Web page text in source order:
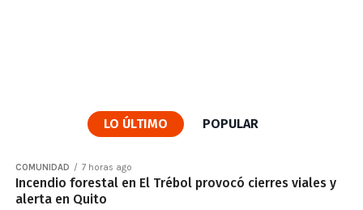
LO ÚLTIMO POPULAR
COMUNIDAD 7 horas ago
Incendio forestal en El Trébol provocó cierres viales y
alerta en Quito